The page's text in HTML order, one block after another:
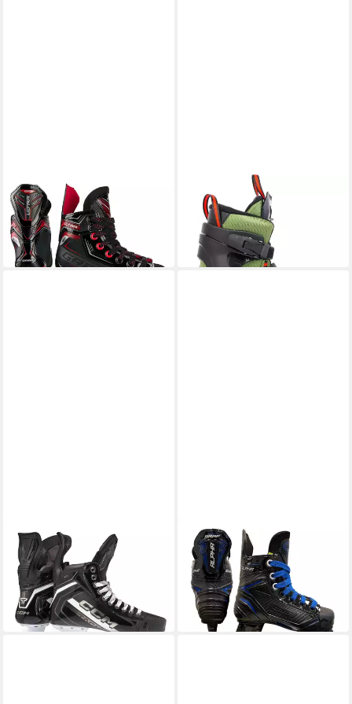
GRAF
Schlittschuhe Schlittschuhe
Graf G975 Bambini
115,95 €
in 4-5 Werktagen bei dir
Schlittschuhe
ab 102,49 €
lieferbar in 2 Wochen
CCM
Schlittschuhe Schlittschuhe
CCM TACKS XR Bambini
253,45 € UVP300,00 €
-16%
in 4-5 Werktagen bei dir
GRAF
Schlittschuhe Schlittschuhe
Graf Alpha S25 Bambini
84,95 € UVP94,95 €
-11%
in 4-5 Werktagen bei dir